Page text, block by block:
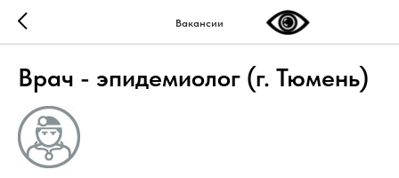
Вакансии
Врач - эпидемиолог (г. Тюмень)